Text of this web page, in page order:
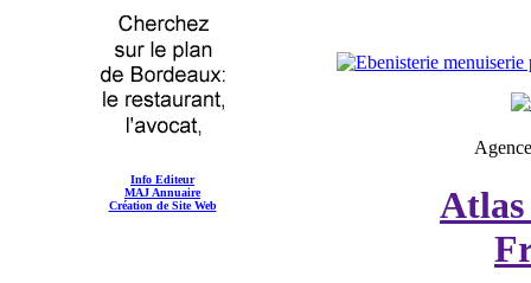
Info Editeur
MAJ Annuaire
Création de Site Web
Atlas